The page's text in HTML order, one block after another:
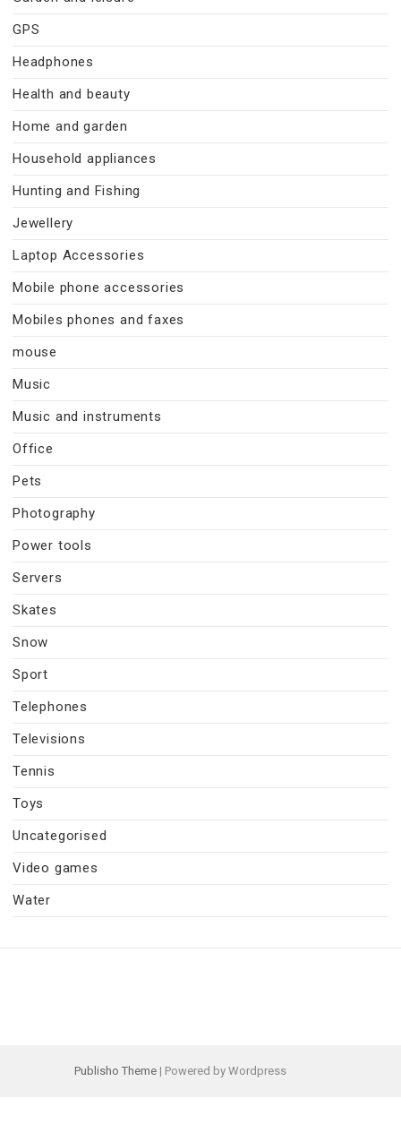
GPS
Headphones
Health and beauty
Home and garden
Household appliances
Hunting and Fishing
Jewellery
Laptop Accessories
Mobile phone accessories
Mobiles phones and faxes
mouse
Music
Music and instruments
Office
Pets
Photography
Power tools
Servers
Skates
Snow
Sport
Telephones
Televisions
Tennis
Toys
Uncategorised
Video games
Water
Publisho Theme | Powered by Wordpress